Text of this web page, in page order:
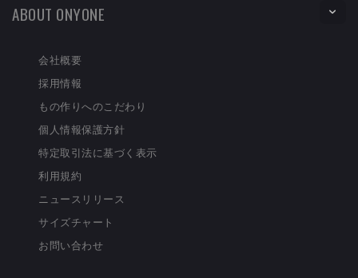
ABOUT ONYONE
会社概要
採用情報
もの作りへのこだわり
個人情報保護方針
特定取引法に基づく表示
利用規約
ニュースリリース
サイズチャート
お問い合わせ